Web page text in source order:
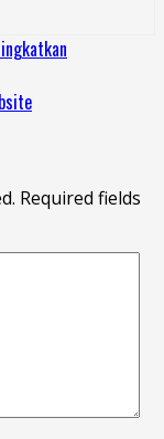
Required fields